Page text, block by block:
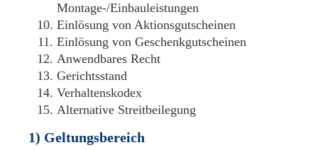
Montage-/Einbauleistungen
Einlösung von Aktionsgutscheinen
Einlösung von Geschenkgutscheinen
Anwendbares Recht
Gerichtsstand
Verhaltenskodex
Alternative Streitbeilegung
1) Geltungsbereich